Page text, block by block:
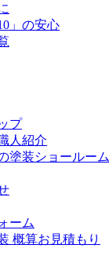
」の安心
プ
人紹介
塗装ショールーム
ーム
概算お見積もり